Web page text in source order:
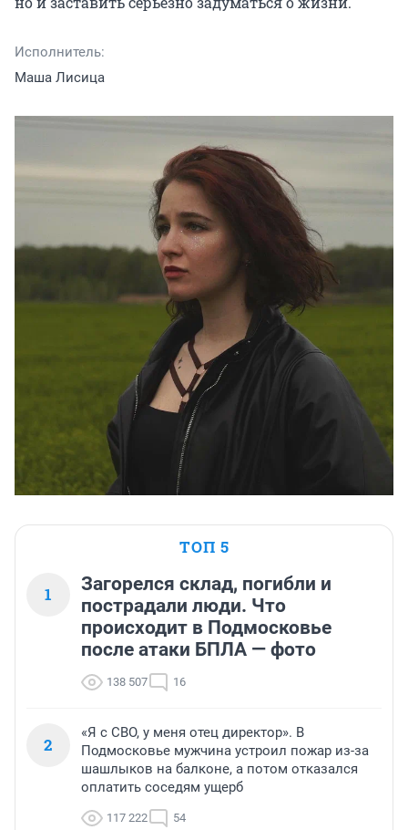
Исполнитель:
Маша Лисица
ТОП 5
1
Загорелся склад, погибли и
пострадали люди. Что
происходит в Подмосковье
после атаки БПЛА — фото
138 507 16
2
«Я с СВО, у меня отец директор». В
Подмосковье мужчина устроил пожар из-за
шашлыков на балконе, а потом отказался
оплатить соседям ущерб
117 222 54